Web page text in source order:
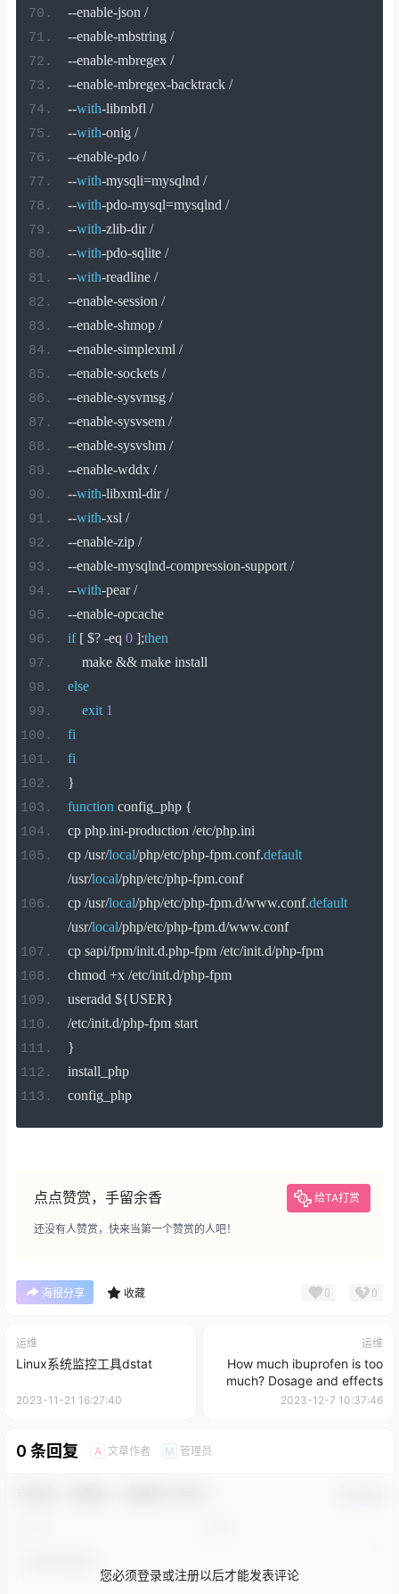
--enable-json /
--enable-mbstring /
--enable-mbregex /
--enable-mbregex-backtrack /
--with-libmbfl /
--with-onig /
--enable-pdo /
--with-mysqli=mysqlnd /
--with-pdo-mysql=mysqlnd /
--with-zlib-dir /
--with-pdo-sqlite /
--with-readline /
--enable-session /
--enable-shmop /
--enable-simplexml /
--enable-sockets /
--enable-sysvmsg /
--enable-sysvsem /
--enable-sysvshm /
--enable-wddx /
--with-libxml-dir /
--with-xsl /
--enable-zip /
--enable-mysqlnd-compression-support /
--with-pear /
--enable-opcache
if [ $? -eq 0 ];then
make && make install
else
exit 1
fi
fi
}
function config_php {
cp php.ini-production /etc/php.ini
cp /usr/local/php/etc/php-fpm.conf.default
/usr/local/php/etc/php-fpm.conf
cp /usr/local/php/etc/php-fpm.d/www.conf.default
/usr/local/php/etc/php-fpm.d/www.conf
cp sapi/fpm/init.d.php-fpm /etc/init.d/php-fpm
chmod +x /etc/init.d/php-fpm
useradd ${USER}
/etc/init.d/php-fpm start
}
install_php
config_php
点点赞赏，手留余香 给TA打赏
还没有人赞赏，快来当第一个赞赏的人吧！
海报分享 收藏 0 0
运维
Linux系统监控工具dstat
2023-11-21 16:27:40
运维
How much ibuprofen is too
much? Dosage and effects
2023-12-7 10:37:46
0 条回复 A 文章作者 M 管理员
您必须登录或注册以后才能发表评论